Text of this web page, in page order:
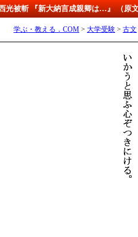
光被斬 『新大納言成親卿は…』 （原
学ぶ・教える．COM > 大学受験 > 古文